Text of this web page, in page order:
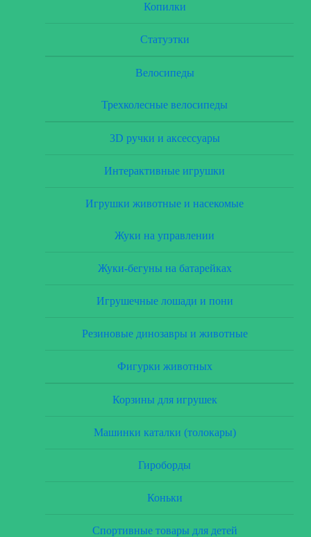
Копилки
Статуэтки
Велосипеды
Трехколесные велосипеды
3D ручки и аксессуары
Интерактивные игрушки
Игрушки животные и насекомые
Жуки на управлении
Жуки-бегуны на батарейках
Игрушечные лошади и пони
Резиновые динозавры и животные
Фигурки животных
Корзины для игрушек
Машинки каталки (толокары)
Гироборды
Коньки
Спортивные товары для детей